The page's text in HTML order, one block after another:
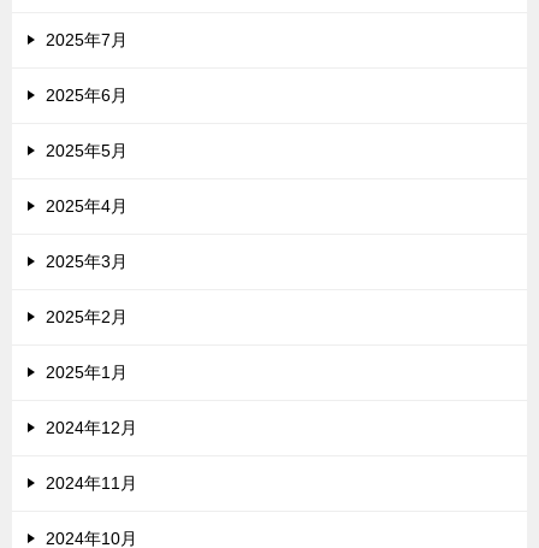
2025年7月
2025年6月
2025年5月
2025年4月
2025年3月
2025年2月
2025年1月
2024年12月
2024年11月
2024年10月